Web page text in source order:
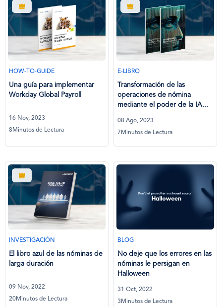
HOW-TO-GUIDE
Una guía para implementar
Workday Global Payroll
16 Nov, 2023
8Minutos de Lectura
E-LIBRO
Transformación de las
operaciones de nómina
mediante el poder de la IA...
08 Ago, 2023
7Minutos de Lectura
INVESTIGACIÓN
El libro azul de las nóminas de
larga duración
09 Nov, 2022
20Minutos de Lectura
BLOG
No deje que los errores en las
nóminas le persigan en
Halloween
31 Oct, 2022
3Minutos de Lectura